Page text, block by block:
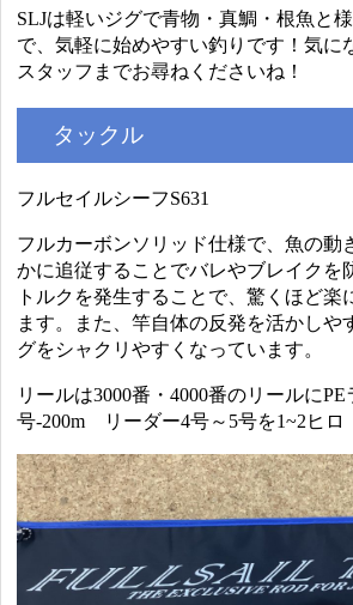
SLJは軽いジグで青物・真鯛・根魚と
で、気軽に始めやすい釣りです！気に
スタッフまでお尋ねくださいね！
タックル
フルセイルシーフS631
フルカーボンソリッド仕様で、魚の動
かに追従することでバレやブレイクを
トルクを発生することで、驚くほど楽
ます。また、竿自体の反発を活かしや
グをシャクリやすくなっています。
リールは3000番・4000番のリールにPE
号-200m リーダー4号～5号を1~2ヒロ